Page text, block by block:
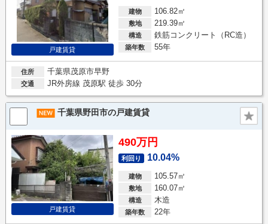
戸建賃貸
建物 106.82㎡
敷地 219.39㎡
構造 鉄筋コンクリート（RC造）
築年数 55年
住所 千葉県茂原市早野
交通 JR外房線 茂原駅 徒歩 30分
千葉県野田市の戸建賃貸
戸建賃貸
490万円
利回り 10.04%
建物 105.57㎡
敷地 160.07㎡
構造 木造
築年数 22年